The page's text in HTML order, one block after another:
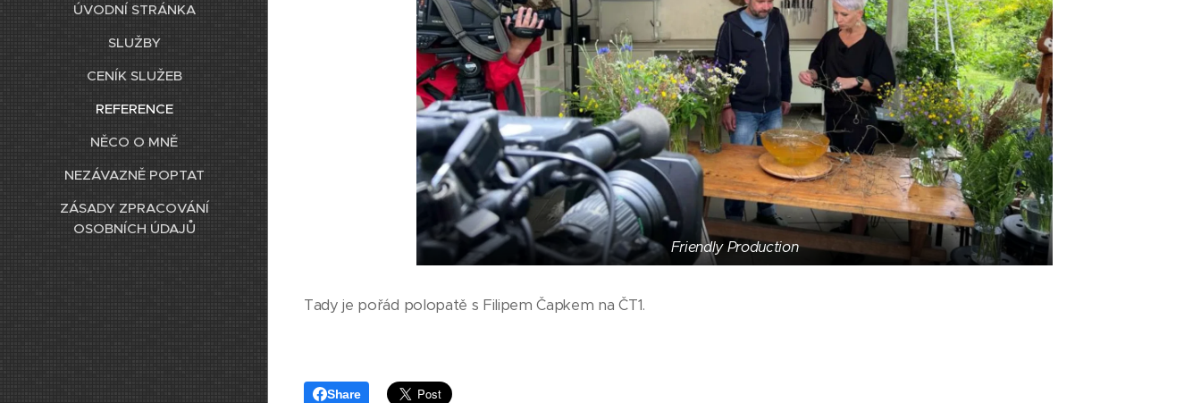
ÚVODNÍ STRÁNKA
SLUŽBY
CENÍK SLUŽEB
REFERENCE
NĚCO O MNĚ
NEZÁVAZNĚ POPTAT
ZÁSADY ZPRACOVÁNÍ
OSOBNÍCH ÚDAJŮ
Friendly Production
Tady je pořád polopatě s Filipem Čapkem na ČT1.
Share